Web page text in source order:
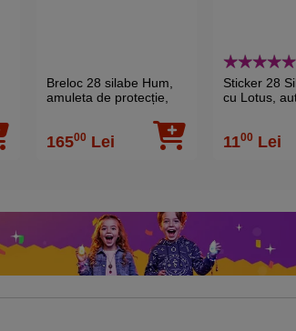
Breloc 28 silabe Hum,
amuleta de protecție,
16500 Lei
Sticker 28
cu Lotus,
diametru
1100 Lei